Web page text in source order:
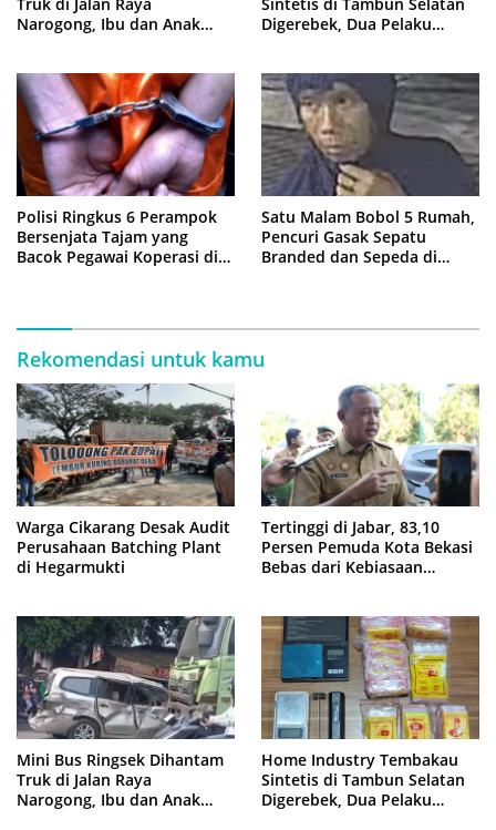
Truk di Jalan Raya
Narogong, Ibu dan Anak
Sintetis di Tambun Selatan
Digerebek, Dua Pelaku
Polisi Ringkus 6 Perampok
Bersenjata Tajam yang
Bacok Pegawai Koperasi di
Satu Malam Bobol 5 Rumah,
Pencuri Gasak Sepatu
Branded dan Sepeda di
Rekomendasi untuk kamu
Warga Cikarang Desak Audit
Perusahaan Batching Plant
di Hegarmukti
Tertinggi di Jabar, 83,10
Persen Pemuda Kota Bekasi
Bebas dari Kebiasaan
Mini Bus Ringsek Dihantam
Truk di Jalan Raya
Narogong, Ibu dan Anak
Home Industry Tembakau
Sintetis di Tambun Selatan
Digerebek, Dua Pelaku